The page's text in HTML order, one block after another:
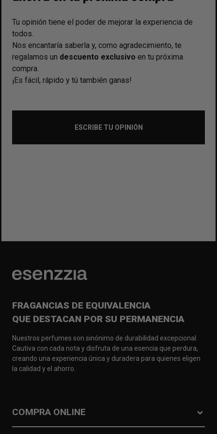
Tu opinión tiene el poder de mejorar la experiencia de
todos.
Nos encantaría saberla y, como agradecimiento, te
regalamos un descuento exclusivo en tu próxima
compra.
¡Es fácil, rápido y tú también ganas!
ESCRIBE TU OPINIÓN
FRAGANCIAS DE EQUIVALENCIA
QUE DESTACAN POR SU PERMANENCIA
Nuestros perfumes son sinónimo de durabilidad excepcional.
Cautiva con cada nota y disfruta de una esencia que perdura,
creando una experiencia única y duradera para quienes eligen
la calidad y el ahorro.
COMPRA ONLINE